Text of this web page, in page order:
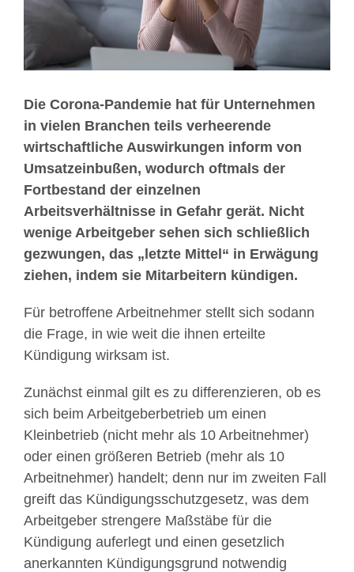
Die Corona-Pandemie hat für Unternehmen
in vielen Branchen teils verheerende
wirtschaftliche Auswirkungen inform von
Umsatzeinbußen, wodurch oftmals der
Fortbestand der einzelnen
Arbeitsverhältnisse in Gefahr gerät. Nicht
wenige Arbeitgeber sehen sich schließlich
gezwungen, das „letzte Mittel“ in Erwägung
ziehen, indem sie Mitarbeitern kündigen.
Für betroffene Arbeitnehmer stellt sich sodann
die Frage, in wie weit die ihnen erteilte
Kündigung wirksam ist.
Zunächst einmal gilt es zu differenzieren, ob es
sich beim Arbeitgeberbetrieb um einen
Kleinbetrieb (nicht mehr als 10 Arbeitnehmer)
oder einen größeren Betrieb (mehr als 10
Arbeitnehmer) handelt; denn nur im zweiten Fall
greift das Kündigungsschutzgesetz, was dem
Arbeitgeber strengere Maßstäbe für die
Kündigung auferlegt und einen gesetzlich
anerkannten Kündigungsgrund notwendig